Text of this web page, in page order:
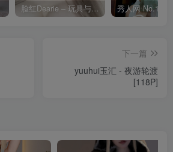
脸红Dearie – 玩具与你 [35P]
下一篇
yuuhui玉汇 - 夜游轮渡
[118P]